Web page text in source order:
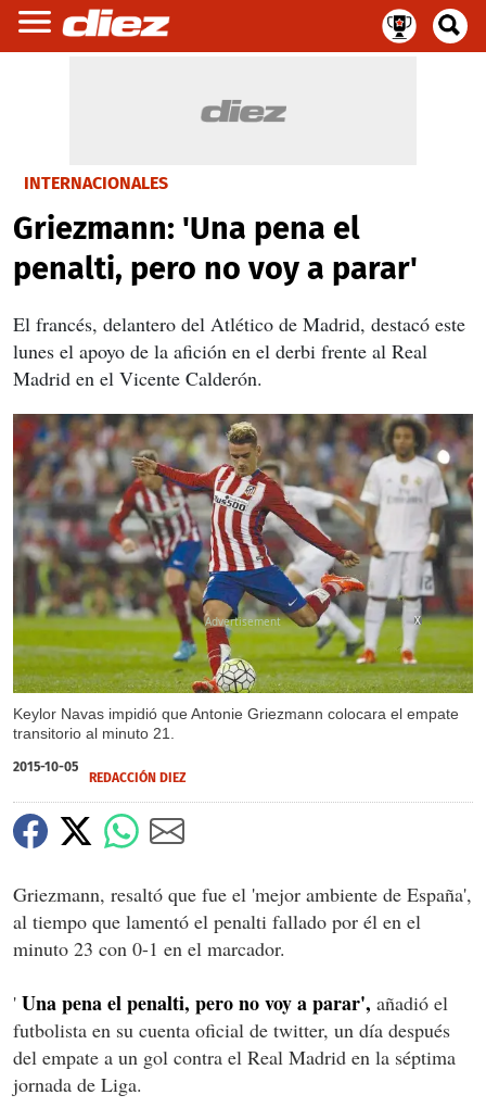
INTERNACIONALES
Griezmann: 'Una pena el
penalti, pero no voy a parar'
El francés, delantero del Atlético de Madrid, destacó este
lunes el apoyo de la afición en el derbi frente al Real
Madrid en el Vicente Calderón.
Keylor Navas impidió que Antonie Griezmann colocara el empate
transitorio al minuto 21.
X
2015-10-05
REDACCIÓN DIEZ
Griezmann, resaltó que fue el 'mejor ambiente de España',
al tiempo que lamentó el penalti fallado por él en el
minuto 23 con 0-1 en el marcador.
' Una pena el penalti, pero no voy a parar', añadió el
futbolista en su cuenta oficial de twitter, un día después
del empate a un gol contra el Real Madrid en la séptima
jornada de Liga.